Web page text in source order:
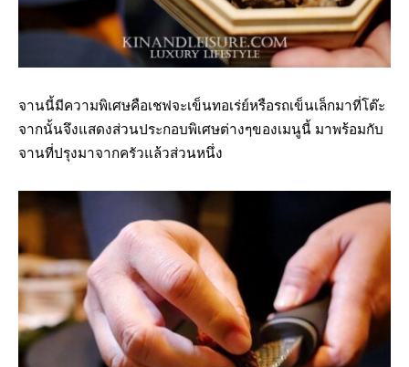
จานนี้มีความพิเศษคือเชฟจะเข็นทอเร่ย์หรือรถเข็นเล็กมาที่โต๊ะ
จากนั้นจึงแสดงส่วนประกอบพิเศษต่างๆของเมนูนี้ มาพร้อมกับ
จานที่ปรุงมาจากครัวแล้วส่วนหนึ่ง